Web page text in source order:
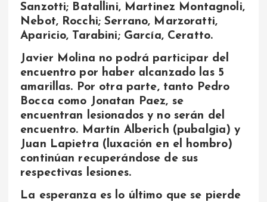
Sanzotti; Batallini, Martinez Montagnoli,
Nebot, Rocchi; Serrano, Marzoratti,
Aparicio, Tarabini; García, Ceratto.
Javier Molina no podrá participar del
encuentro por haber alcanzado las 5
amarillas. Por otra parte, tanto Pedro
Bocca como Jonatan Paez, se
encuentran lesionados y no serán del
encuentro. Martín Alberich (pubalgia) y
Juan Lapietra (luxación en el hombro)
continúan recuperándose de sus
respectivas lesiones.
La esperanza es lo último que se pierde